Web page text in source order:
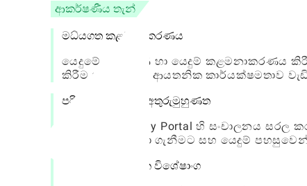
ආකර්ෂණීය තැන්
මධ්යගත කළමනාකරණය
යෙදුමේ උපකරණ හා යෙදුම් කළමනාකරණය
කිරීම සහ සමස්ත ආයතනික කාර්යක්ෂමතාව
පරිශීලක-හිතකාමී අතුරුමුහුණත
Intunne Company Portal හි සංචාලනය
පහසුවෙන් සොයා ගැනීමට සහ යෙදුම්
ශක්තිමත් ආරක්ෂක විශේෂාංග